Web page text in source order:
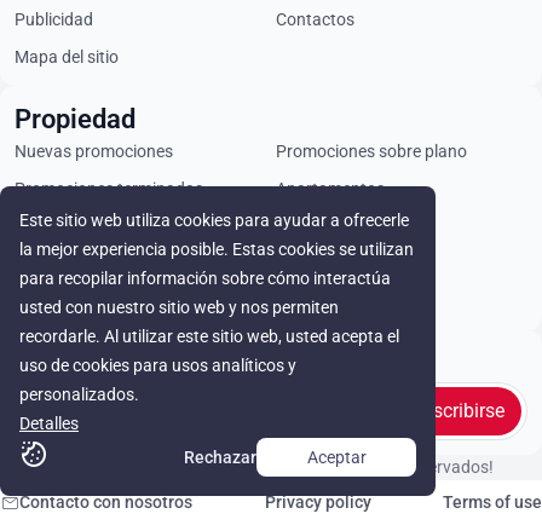
Este sitio web utiliza cookies para ayudar a ofrecerle
la mejor experiencia posible. Estas cookies se utilizan
para recopilar información sobre cómo interactúa
usted con nuestro sitio web y nos permiten
recordarle. Al utilizar este sitio web, usted acepta el
uso de cookies para usos analíticos y
personalizados.
Detalles
Rechazar
Aceptar
Stay in touch
Suscribirse
Publicidad
Contactos
Mapa del sitio
Propiedad
Nuevas promociones
Promociones sobre plano
Promociones terminadas
Apartamentos
Áticos
Chalets
Locales comerciales
Alquiler
© Cyprus Realestate 2026. ¡Todos los derechos reservados!
Contacto con nosotros
Privacy policy Terms of use